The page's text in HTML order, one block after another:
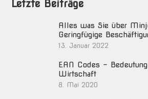
Letzte Beiträge
Alles was Sie über
Geringfügige
13. Januar 2022
EAN Codes –
Wirtschaft
8. Mai 2020